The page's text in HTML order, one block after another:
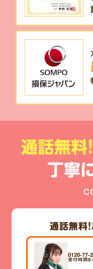
通話無料!
丁寧
通話無料！
0120-77-
受付時間8：